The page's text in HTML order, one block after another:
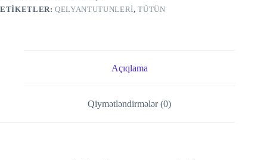
ETIKETLER:QELYANTUTUNLERI,TÜTÜN
Açıqlama
Qiymətləndirmələr (0)